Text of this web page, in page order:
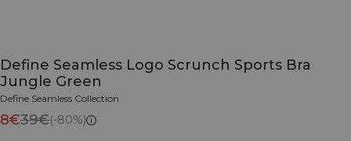
Define Seamless Logo Scrunch Sports Bra
Jungle Green
Define Seamless Collection
8€39€(-80%)